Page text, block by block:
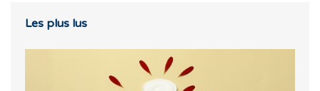
Les plus lus